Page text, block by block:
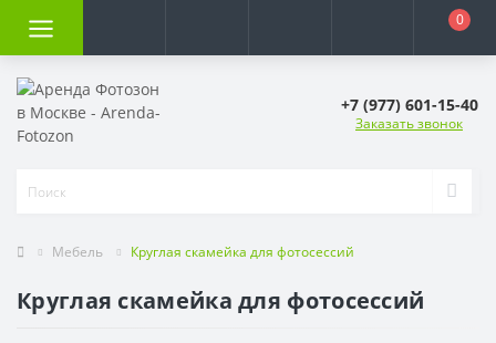
0
+7 (977) 601-15-40
Заказать звонок
Мебель Круглая скамейка для фотосессий
Круглая скамейка для фотосессий